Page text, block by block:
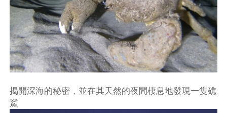
揭開深海的秘密，並在其天然的夜間棲息地發現一隻礁
鯊